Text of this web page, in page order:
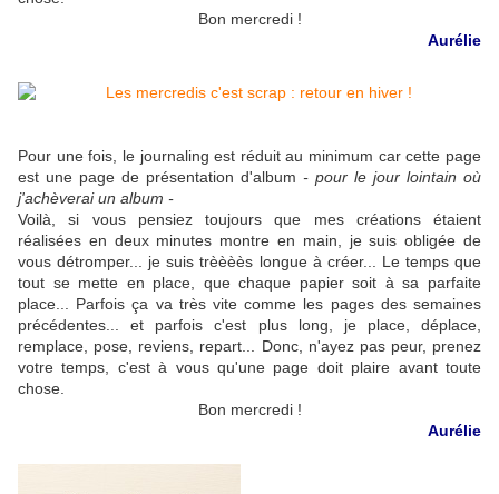
Bon mercredi !
Aurélie
Pour une fois, le journaling est réduit au minimum car cette page
est une page de présentation d'album - pour le jour lointain où
j'achèverai un album -
Voilà, si vous pensiez toujours que mes créations étaient
réalisées en deux minutes montre en main, je suis obligée de
vous détromper... je suis trèèèès longue à créer... Le temps que
tout se mette en place, que chaque papier soit à sa parfaite
place... Parfois ça va très vite comme les pages des semaines
précédentes... et parfois c'est plus long, je place, déplace,
remplace, pose, reviens, repart... Donc, n'ayez pas peur, prenez
votre temps, c'est à vous qu'une page doit plaire avant toute
chose.
Bon mercredi !
Aurélie